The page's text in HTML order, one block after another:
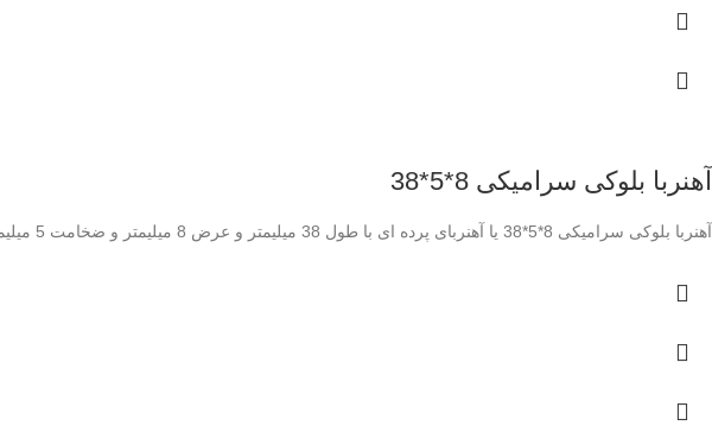
آهنربا بلوکی سرامیکی 8*5*38
آهنربا بلوکی سرامیکی 8*5*38 یا آهنربای پرده ای با طول 38 میلیمتر و عرض 8 میلیمتر و ضخامت 5 میلیمتر مورد استفاده در پرده های مغناطیسی